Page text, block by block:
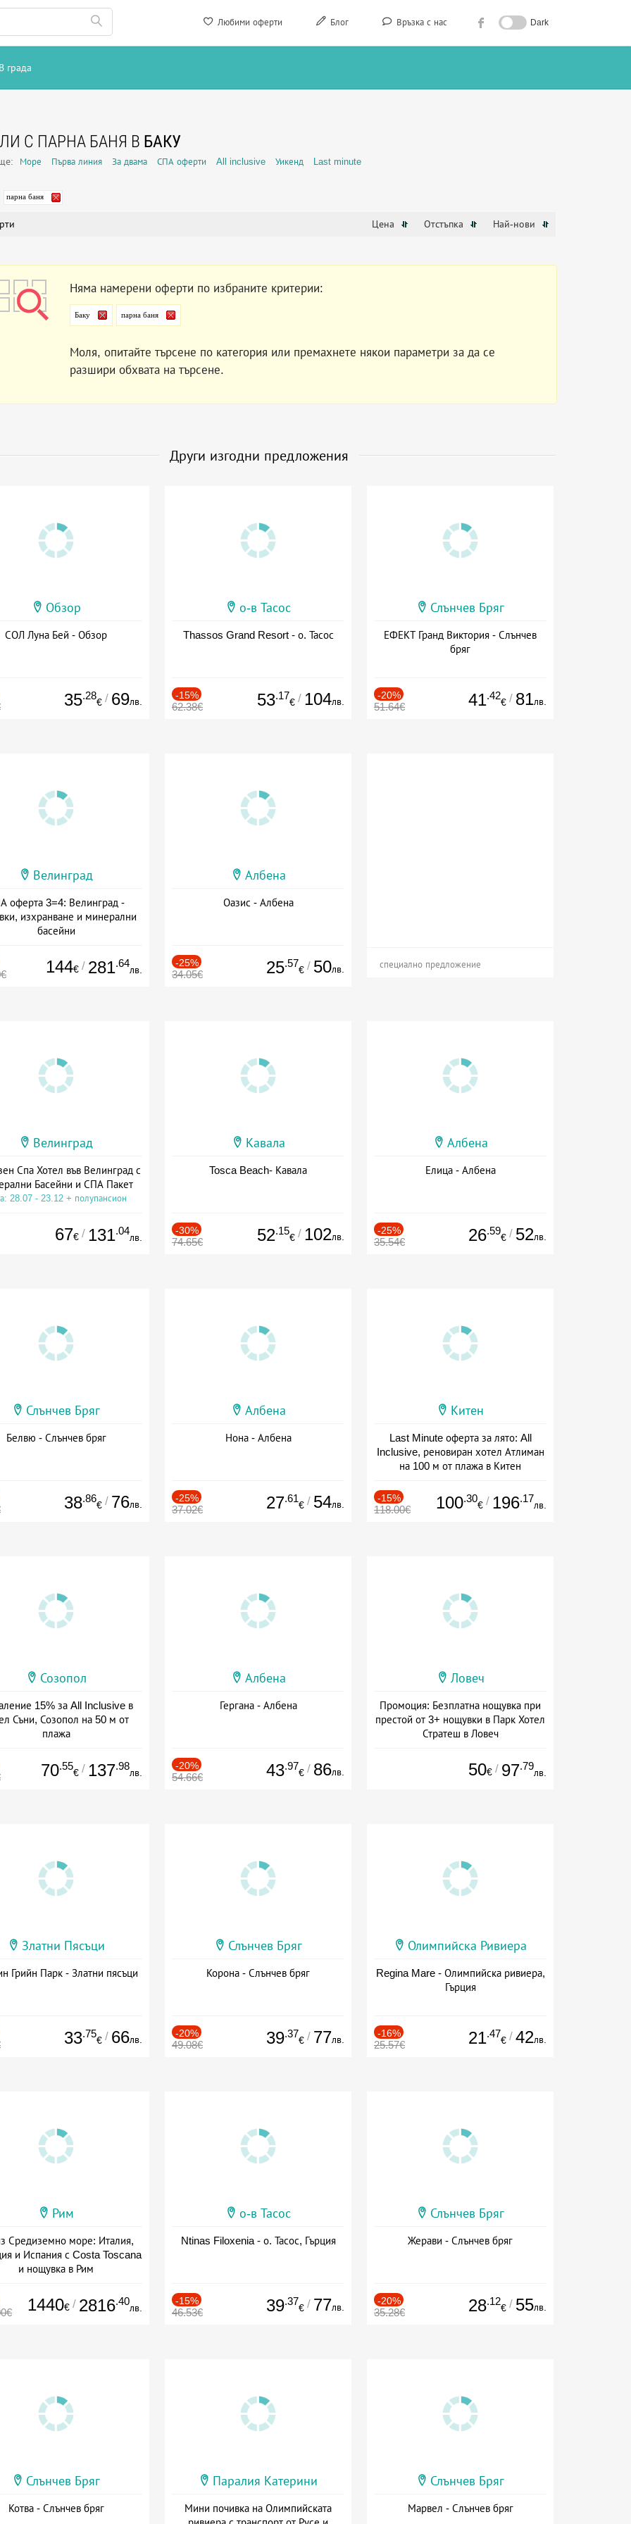
Любими оферти Блог Връзка с нас Dark
В града
С ПАРНА БАНЯ В БАКУ
Море Първа линия За двама СПА оферти All inclusive Уикенд Last minute
парна баня
Цена Отстъпка Най-нови
Няма намерени оферти по избраните критерии:
Баку парна баня
Моля, опитайте търсене по категория или премахнете някои параметри за да се
разшири обхвата на търсене.
Други изгодни предложения
Обзор
СОЛ Луна Бей - Обзор
35.28
€ / 69лв.
о-в Тасос
Thassos Grand Resort - о. Тасос
-15%
62.38€ 53.17
€ / 104лв.
Слънчев Бряг
ЕФЕКТ Гранд Виктория - Слънчев
бряг
-20%
51.64€ 41.42
€ / 81лв.
Велинград
оферта 3=4: Велинград -
изхранване и минерални
басейни
144€ / 281.64
лв.
Албена
Оазис - Албена
-25%
34.05€ 25.57
€ / 50лв. специално предложение
Велинград
Спа Хотел във Велинград с
Басейни и СПА Пакет
28.07 - 23.12 + полупансион
67€ / 131.04
лв.
Кавала
Tosca Beach- Кавала
-30%
74.65€ 52.15
€ / 102лв.
Албена
Елица - Албена
-25%
35.54€ 26.59
€ / 52лв.
Слънчев Бряг
Белвю - Слънчев бряг
38.86
€ / 76лв.
Албена
Нона - Албена
-25%
37.02€ 27.61
€ / 54лв.
Китен
Last Minute оферта за лято: All
Inclusive, реновиран хотел Атлиман
на 100 м от плажа в Китен
-15%
118.00€ 100.30
€ / 196.17
лв.
Созопол
15% за All Inclusive в
Съни, Созопол на 50 м от
плажа
70.55
€ / 137.98
лв.
Албена
Гергана - Албена
-20%
54.66€ 43.97
€ / 86лв.
Ловеч
Промоция: Безплатна нощувка при
престой от 3+ нощувки в Парк Хотел
Стратеш в Ловеч
50€ / 97.79
лв.
Златни Пясъци
Грийн Парк - Златни пясъци
33.75
€ / 66лв.
Слънчев Бряг
Корона - Слънчев бряг
-20%
49.08€ 39.37
€ / 77лв.
Олимпийска Ривиера
Regina Mare - Олимпийска ривиера,
Гърция
-16%
25.57€ 21.47
€ / 42лв.
Рим
Средиземно море: Италия,
и Испания с Costa Toscana
и нощувка в Рим
1440€ / 2816.40
лв.
о-в Тасос
Ntinas Filoxenia - о. Тасос, Гърция
-15%
46.53€ 39.37
€ / 77лв.
Слънчев Бряг
Жерави - Слънчев бряг
-20%
35.28€ 28.12
€ / 55лв.
Слънчев Бряг
Котва - Слънчев бряг
Паралия Катерини
Мини почивка на Олимпийската
Слънчев Бряг
Марвел - Слънчев бряг